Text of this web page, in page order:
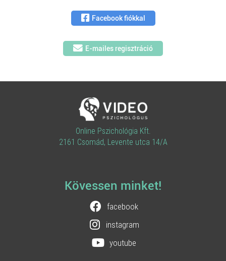
Facebook fiókkal
E-mailes regisztráció
Online Pszichológia Kft.
2161 Csomád, Levente utca 14/A
Kövessen minket!
facebook
instagram
youtube